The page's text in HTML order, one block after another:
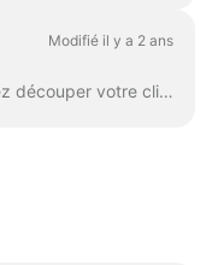
Modifié il y a 2 ans
Dans Wave.video, vous pouvez découper votre clip vidéo. Cette fonction fonctionne à la fois pour vos propres clips vidéo que vous téléchargez vers le créateur de vidéo et pour ceux que vous choisissez...